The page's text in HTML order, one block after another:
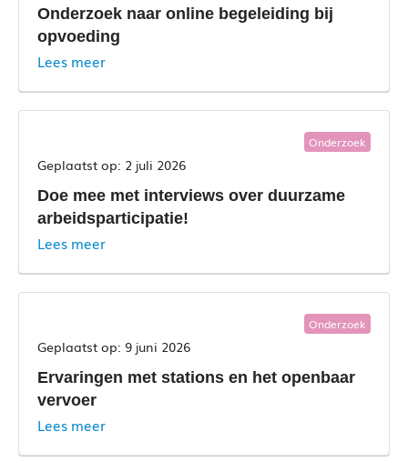
Onderzoek naar online begeleiding bij
opvoeding
Lees meer
Onderzoek
2 juli 2026
Doe mee met interviews over duurzame
arbeidsparticipatie!
Lees meer
Onderzoek
9 juni 2026
Ervaringen met stations en het openbaar
vervoer
Lees meer